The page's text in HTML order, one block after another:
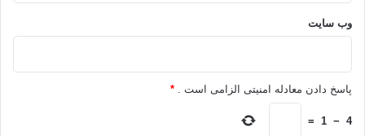
وب‌ سایت
پاسخ دادن معادله امنیتی الزامی است . *
4
−
1
=